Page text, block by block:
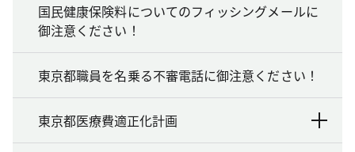
国民健康保険料についてのフィッシングメールに
御注意ください！
東京都職員を名乗る不審電話に御注意ください！
東京都医療費適正化計画